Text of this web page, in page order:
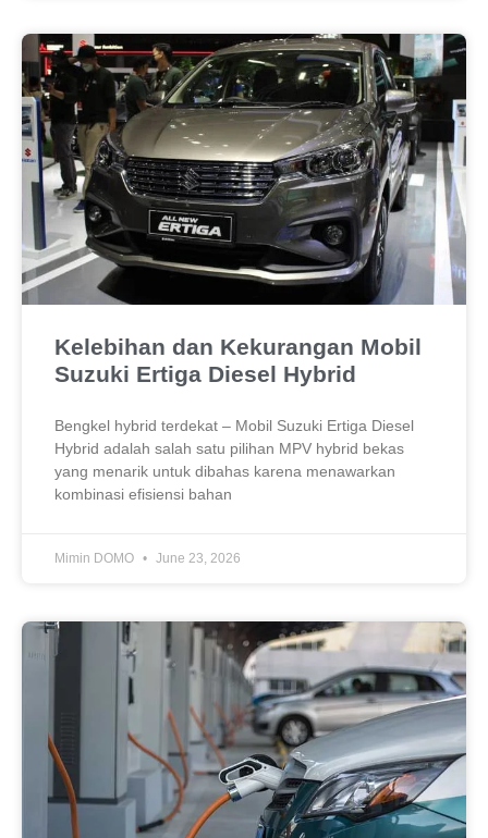
Kelebihan dan Kekurangan Mobil
Suzuki Ertiga Diesel Hybrid
Bengkel hybrid terdekat – Mobil Suzuki Ertiga Diesel
Hybrid adalah salah satu pilihan MPV hybrid bekas
yang menarik untuk dibahas karena menawarkan
kombinasi efisiensi bahan
Mimin DOMO June 23, 2026